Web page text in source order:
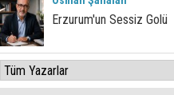
Erzurum'un Sessiz Golü